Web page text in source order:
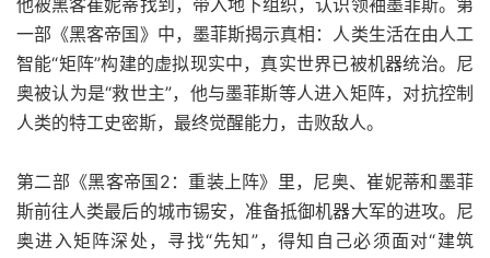
他被黑客崔妮蒂找到，带入地下组织，认识领袖墨菲斯。第
一部《黑客帝国》中，墨菲斯揭示真相：人类生活在由人工
智能“矩阵”构建的虚拟现实中，真实世界已被机器统治。尼
奥被认为是“救世主”，他与墨菲斯等人进入矩阵，对抗控制
人类的特工史密斯，最终觉醒能力，击败敌人。
第二部《黑客帝国2：重装上阵》里，尼奥、崔妮蒂和墨菲
斯前往人类最后的城市锡安，准备抵御机器大军的进攻。尼
奥进入矩阵深处，寻找“先知”，得知自己必须面对“建筑